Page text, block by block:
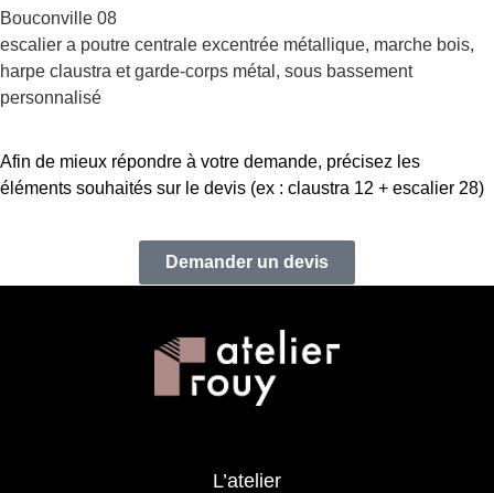
Bouconville 08
escalier a poutre centrale excentrée métallique, marche bois,
harpe claustra et garde-corps métal, sous bassement
personnalisé
Afin de mieux répondre à votre demande, précisez les
éléments souhaités sur le devis (ex : claustra 12 + escalier 28)
Demander un devis
L’atelier